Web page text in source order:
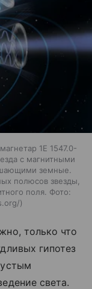
1E 1547.0-
с магнитными
земные.
полюсов звезды,
поля. Фото:
только что
гипотез
света.